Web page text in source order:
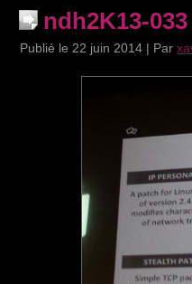
ndh2K13-033
Publié le 22 juin 2014 | Par